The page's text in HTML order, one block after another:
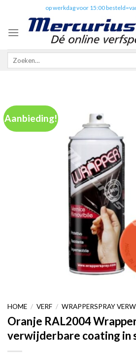
content
op werkdag voor 15:00
Zoeken
Aanbieding!
HOME / VERF / WRAPPERSPRAY
Oranje RAL2004
verwijderbare coating in